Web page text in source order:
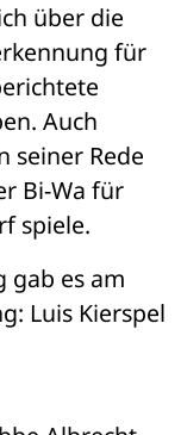
über die
für
Auch
seiner Rede
Bi-Wa für
spiele.
gab es am
Luis Kierspel